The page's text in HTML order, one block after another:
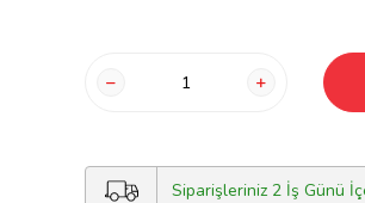
Siparişleriniz 2 İş Günü